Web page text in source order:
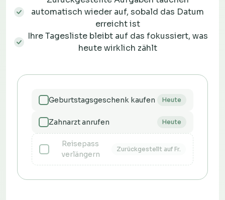
automatisch wieder auf, sobald das Datum
erreicht ist
Ihre Tagesliste bleibt auf das fokussiert, was
heute wirklich zählt
Geburtstagsgeschenk kaufen Heute
Zahnarzt anrufen Heute
Reisepass
verlängern
Zurückgestellt auf Fr.